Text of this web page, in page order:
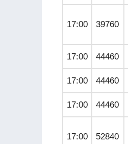
17:00 39760
17:00 44460
17:00 44460
17:00 44460
17:00 52840